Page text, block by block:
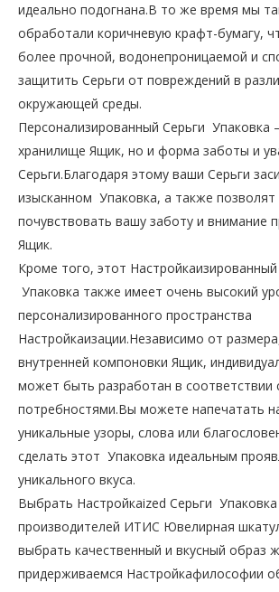
идеально подогнана.В то же время мы
обработали коричневую крафт-бумагу,
более прочной, водонепроницаемой и
защитить Серьги от повреждений в
окружающей среды.
Персонализированный Серьги Упаковка
хранилище Ящик, но и форма заботы и
Серьги.Благодаря этому ваши Серьги
изысканном Упаковка, а также
почувствовать вашу заботу и внимание
Ящик.
Кроме того, этот Настройкаизированный
Упаковка также имеет очень высокий
персонализированного пространства
Настройкаизации.Независимо от
внутренней компоновки Ящик,
может быть разработан в соответствии
потребностями.Вы можете напечатать
уникальные узоры, слова или
сделать этот Упаковка идеальным
уникального вкуса.
Выбрать Настройкаized Серьги
производителей ИТИС Ювелирная
выбрать качественный и вкусный образ
придерживаемся Настройкафилософии